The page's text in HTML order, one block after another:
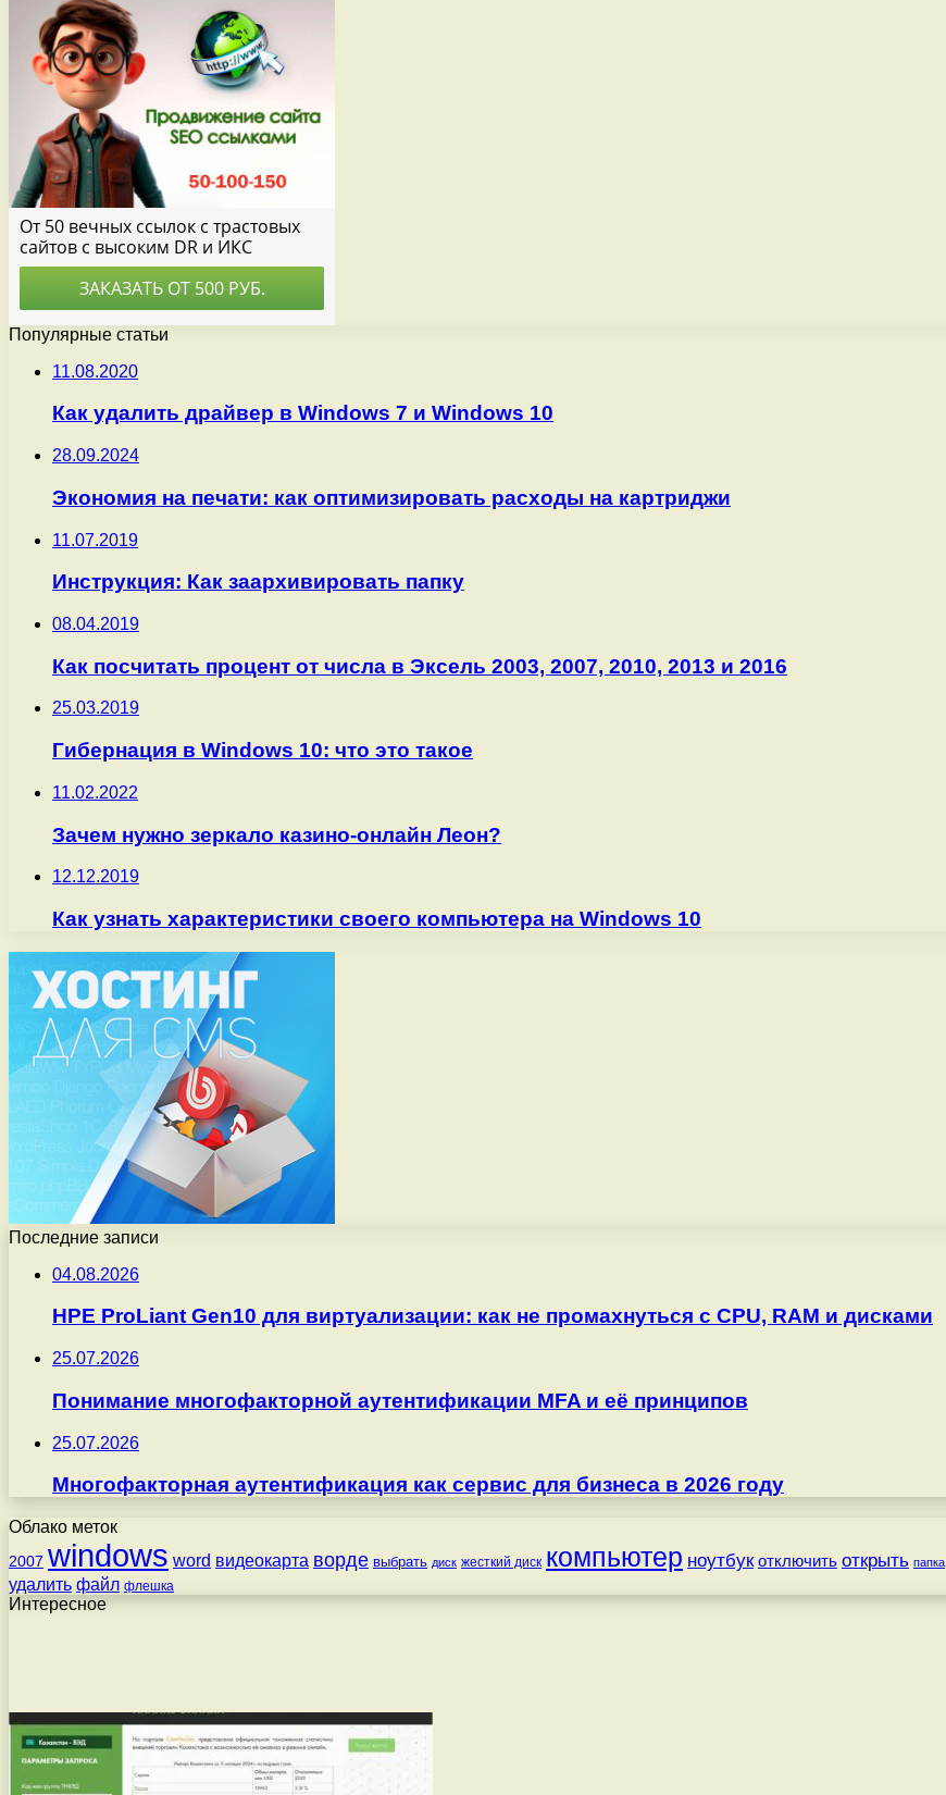
Популярные статьи
11.08.2020
Как удалить драйвер в Windows 7 и Windows 10
28.09.2024
Экономия на печати: как оптимизировать расходы на картриджи
11.07.2019
Инструкция: Как заархивировать папку
08.04.2019
Как посчитать процент от числа в Эксель 2003, 2007, 2010, 2013 и 2016
25.03.2019
Гибернация в Windows 10: что это такое
11.02.2022
Зачем нужно зеркало казино-онлайн Леон?
12.12.2019
Как узнать характеристики своего компьютера на Windows 10
Последние записи
04.08.2026
HPE ProLiant Gen10 для виртуализации: как не промахнуться с CPU, RAM и дисками
25.07.2026
Понимание многофакторной аутентификации MFA и её принципов
25.07.2026
Многофакторная аутентификация как сервис для бизнеса в 2026 году
Облако меток
2007 windows word видеокарта ворде выбрать диск жесткий диск компьютер ноутбук отключить открыть папка
удалить файл флешка
Интересное